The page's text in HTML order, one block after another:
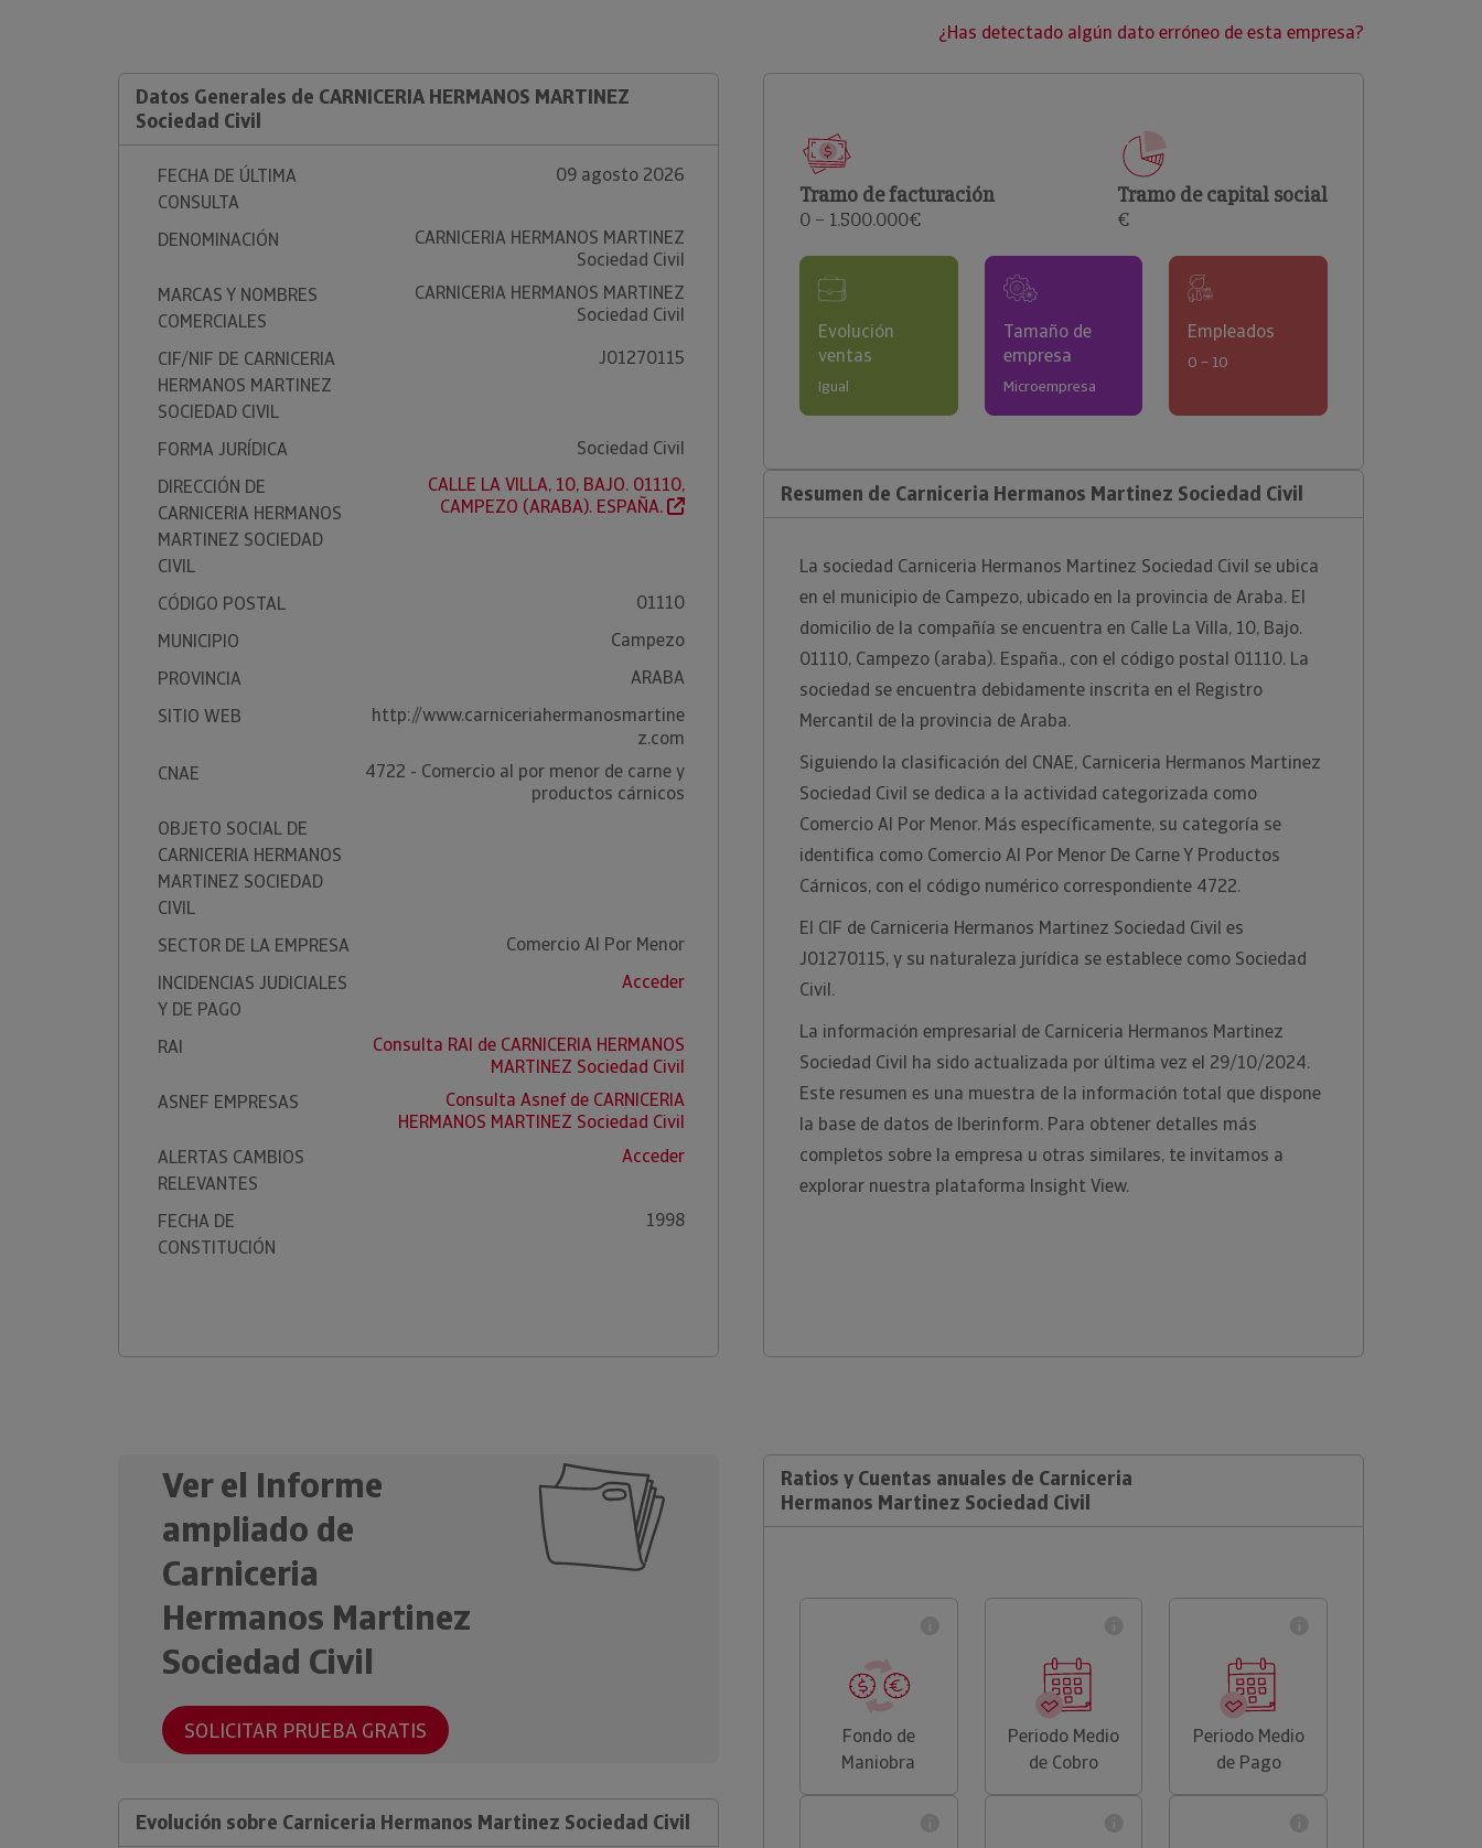
clientes.
¿Has detectado algún dato erróneo de esta empresa?
Datos Generales de CARNICERIA HERMANOS MARTINEZ
Sociedad Civil
FECHA DE ÚLTIMA
CONSULTA
09 agosto 2026
DENOMINACIÓN
CARNICERIA HERMANOS MARTINEZ
Sociedad Civil
MARCAS Y NOMBRES
COMERCIALES
CARNICERIA HERMANOS MARTINEZ
Sociedad Civil
CIF/NIF DE CARNICERIA
HERMANOS MARTINEZ
SOCIEDAD CIVIL
J01270115
FORMA JURÍDICA
Sociedad Civil
DIRECCIÓN DE
CARNICERIA HERMANOS
MARTINEZ SOCIEDAD
CIVIL
CALLE LA VILLA, 10, BAJO. 01110,
CAMPEZO (ARABA). ESPAÑA.
CÓDIGO POSTAL
01110
MUNICIPIO
Campezo
PROVINCIA
ARABA
SITIO WEB
http://www.carniceriahermanosmartine
z.com
CNAE
4722 - Comercio al por menor de carne y
productos cárnicos
OBJETO SOCIAL DE
CARNICERIA HERMANOS
MARTINEZ SOCIEDAD
CIVIL
SECTOR DE LA EMPRESA
Comercio Al Por Menor
INCIDENCIAS JUDICIALES
Y DE PAGO
Acceder
RAI
Consulta RAI de CARNICERIA HERMANOS
MARTINEZ Sociedad Civil
ASNEF EMPRESAS
Consulta Asnef de CARNICERIA
HERMANOS MARTINEZ Sociedad Civil
ALERTAS CAMBIOS
RELEVANTES
Acceder
FECHA DE
CONSTITUCIÓN
1998
Tramo de facturación
0 – 1.500.000€
Tramo de capital social
€
Evolución
ventas
Igual
Tamaño de
empresa
Microempresa
Empleados
0 – 10
Resumen de Carniceria Hermanos Martinez Sociedad Civil
La sociedad Carniceria Hermanos Martinez Sociedad Civil se ubica
en el municipio de Campezo, ubicado en la provincia de Araba. El
domicilio de la compañía se encuentra en Calle La Villa, 10, Bajo.
01110, Campezo (araba). España., con el código postal 01110. La
sociedad se encuentra debidamente inscrita en el Registro
Mercantil de la provincia de Araba.
Siguiendo la clasificación del CNAE, Carniceria Hermanos Martinez
Sociedad Civil se dedica a la actividad categorizada como
Comercio Al Por Menor. Más específicamente, su categoría se
identifica como Comercio Al Por Menor De Carne Y Productos
Cárnicos, con el código numérico correspondiente 4722.
El CIF de Carniceria Hermanos Martinez Sociedad Civil es
J01270115, y su naturaleza jurídica se establece como Sociedad
Civil.
La información empresarial de Carniceria Hermanos Martinez
Sociedad Civil ha sido actualizada por última vez el 29/10/2024.
Este resumen es una muestra de la información total que dispone
la base de datos de Iberinform. Para obtener detalles más
completos sobre la empresa u otras similares, te invitamos a
explorar nuestra plataforma Insight View.
Ver el Informe
ampliado de
Carniceria
Hermanos Martinez
Sociedad Civil
SOLICITAR PRUEBA GRATIS
Evolución sobre Carniceria Hermanos Martinez Sociedad Civil
Ratios y Cuentas anuales de Carniceria
Hermanos Martinez Sociedad Civil
Fondo de
Maniobra
Periodo Medio
de Cobro
Periodo Medio
de Pago